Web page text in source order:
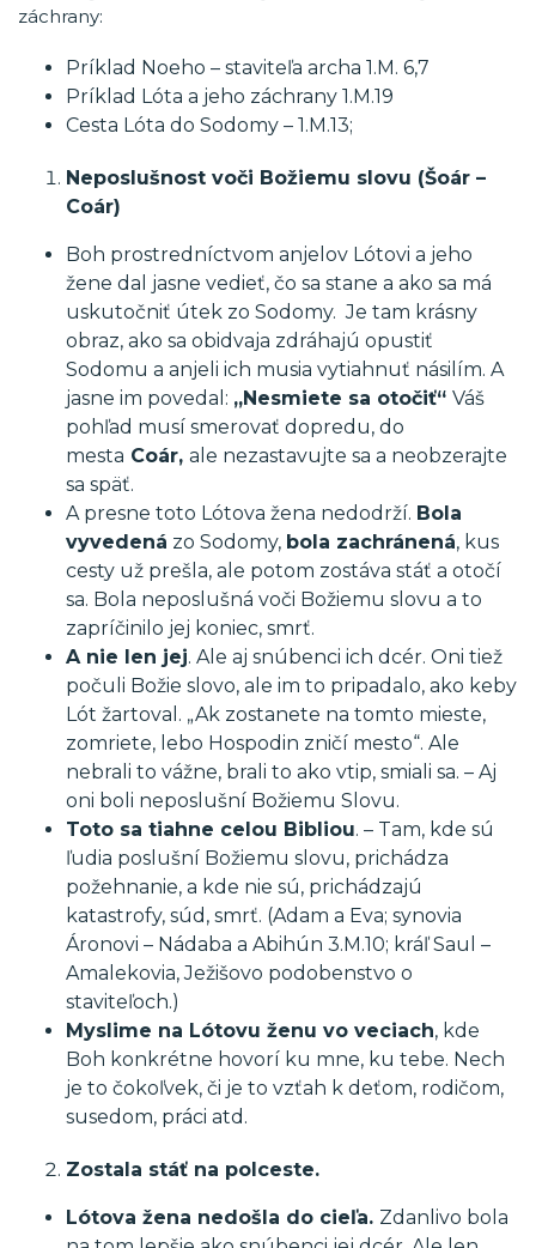
záchrany:
Príklad Noeho – staviteľa archa 1.M. 6,7
Príklad Lóta a jeho záchrany 1.M.19
Cesta Lóta do Sodomy – 1.M.13;
Neposlušnost voči Božiemu slovu (Šoár –
Coár)
Boh prostredníctvom anjelov Lótovi a jeho
žene dal jasne vedieť, čo sa stane a ako sa má
uskutočniť útek zo Sodomy. Je tam krásny
obraz, ako sa obidvaja zdráhajú opustiť
Sodomu a anjeli ich musia vytiahnuť násilím. A
jasne im povedal: „Nesmiete sa otočiť“ Váš
pohľad musí smerovať dopredu, do
mesta Coár, ale nezastavujte sa a neobzerajte
sa späť.
A presne toto Lótova žena nedodrží. Bola
vyvedená zo Sodomy, bola zachránená, kus
cesty už prešla, ale potom zostáva stáť a otočí
sa. Bola neposlušná voči Božiemu slovu a to
zapríčinilo jej koniec, smrť.
A nie len jej. Ale aj snúbenci ich dcér. Oni tiež
počuli Božie slovo, ale im to pripadalo, ako keby
Lót žartoval. „Ak zostanete na tomto mieste,
zomriete, lebo Hospodin zničí mesto“. Ale
nebrali to vážne, brali to ako vtip, smiali sa. – Aj
oni boli neposlušní Božiemu Slovu.
Toto sa tiahne celou Bibliou. – Tam, kde sú
ľudia poslušní Božiemu slovu, prichádza
požehnanie, a kde nie sú, prichádzajú
katastrofy, súd, smrť. (Adam a Eva; synovia
Áronovi – Nádaba a Abihún 3.M.10; kráľ Saul –
Amalekovia, Ježišovo podobenstvo o
staviteľoch.)
Myslime na Lótovu ženu vo veciach, kde
Boh konkrétne hovorí ku mne, ku tebe. Nech
je to čokoľvek, či je to vzťah k deťom, rodičom,
susedom, práci atd.
Zostala stáť na polceste.
Lótova žena nedošla do cieľa. Zdanlivo bola